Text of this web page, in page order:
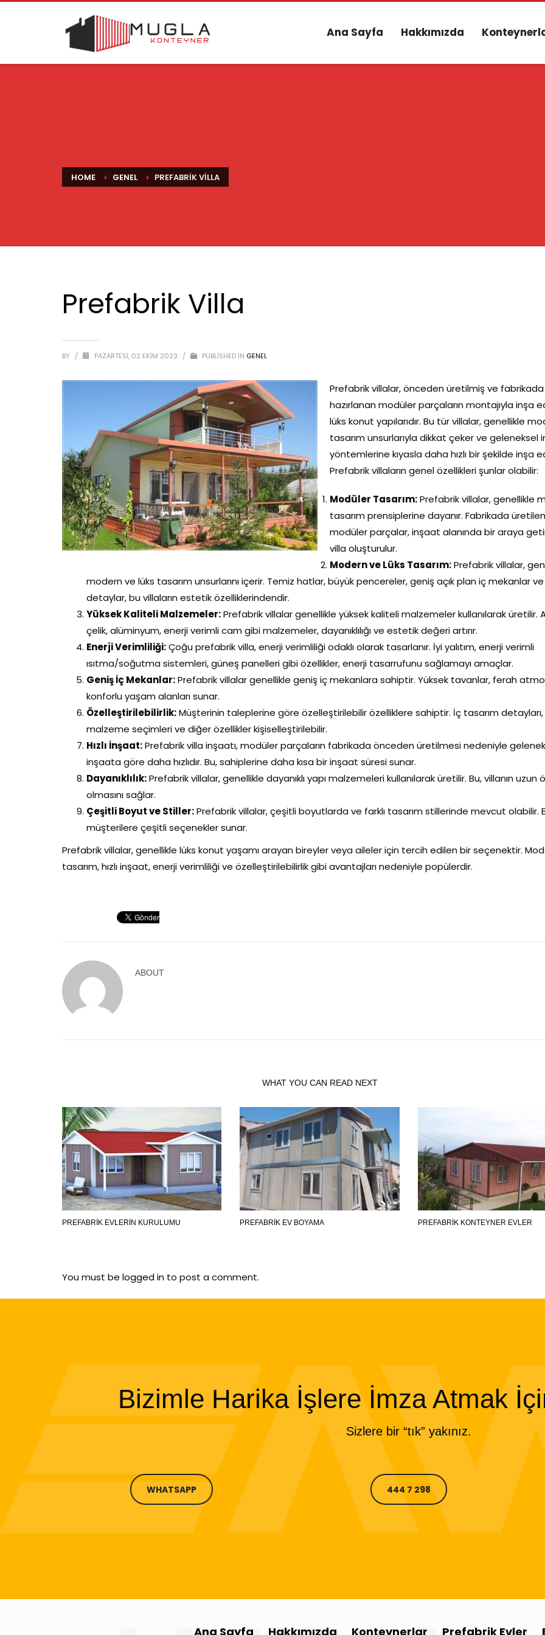
Ana Sayfa Hakkımızda
HOME GENEL PREFABRIK VILLA
Prefabrik Villa
BY / PAZARTESI, 02 EKIM 2023 / PUBLISHED IN GENEL
Prefabrik villalar, önceden üretilmiş ve fabrikada
hazırlanan modüler parçaların montajıyla inşa
lüks konut yapılarıdır. Bu tür villalar, genellikle
tasarım unsurlarıyla dikkat çeker ve geleneksel
yöntemlerine kıyasla daha hızlı bir şekilde inşa
Prefabrik villaların genel özellikleri şunlar olabilir:
Modüler Tasarım:Prefabrik villalar, genellikle
tasarım prensiplerine dayanır. Fabrikada üretilen
modüler parçalar, inşaat alanında bir araya
villa oluşturulur.
Modern ve Lüks Tasarım:Prefabrik villalar,
modern ve lüks tasarım unsurlarını içerir. Temiz hatlar, büyük pencereler, geniş açık plan iç mekanlar
detaylar, bu villaların estetik özelliklerindendir.
Yüksek Kaliteli Malzemeler:Prefabrik villalar genellikle yüksek kaliteli malzemeler kullanılarak üretilir.
çelik, alüminyum, enerji verimli cam gibi malzemeler, dayanıklılığı ve estetik değeri artırır.
Enerji Verimliliği:Çoğu prefabrik villa, enerji verimliliği odaklı olarak tasarlanır. İyi yalıtım, enerji verimli
ısıtma/soğutma sistemleri, güneş panelleri gibi özellikler, enerji tasarrufunu sağlamayı amaçlar.
Geniş İç Mekanlar:Prefabrik villalar genellikle geniş iç mekanlara sahiptir. Yüksek tavanlar, ferah
konforlu yaşam alanları sunar.
Özelleştirilebilirlik:Müşterinin taleplerine göre özelleştirilebilir özelliklere sahiptir. İç tasarım detayları,
malzeme seçimleri ve diğer özellikler kişiselleştirilebilir.
Hızlı İnşaat:Prefabrik villa inşaatı, modüler parçaların fabrikada önceden üretilmesi nedeniyle
inşaata göre daha hızlıdır. Bu, sahiplerine daha kısa bir inşaat süresi sunar.
Dayanıklılık:Prefabrik villalar, genellikle dayanıklı yapı malzemeleri kullanılarak üretilir. Bu, villanın uzun
olmasını sağlar.
Çeşitli Boyut ve Stiller:Prefabrik villalar, çeşitli boyutlarda ve farklı tasarım stillerinde mevcut olabilir.
müşterilere çeşitli seçenekler sunar.
Prefabrik villalar, genellikle lüks konut yaşamı arayan bireyler veya aileler için tercih edilen bir seçenektir.
tasarım, hızlı inşaat, enerji verimliliği ve özelleştirilebilirlik gibi avantajları nedeniyle popülerdir.
ABOUT
WHAT YOU CAN READ NEXT
PREFABRIK EVLERIN KURULUMU PREFABRIK EV BOYAMA PREFABRIK KONTEYNER EVLER
You must be logged in to post a comment.
Bizimle Harika İşlere İmza Atmak
Sizlere bir “tık” yakınız.
WHATSAPP 444 7 298
Ana Sayfa Hakkımızda Konteynerlar Prefabrik Evler